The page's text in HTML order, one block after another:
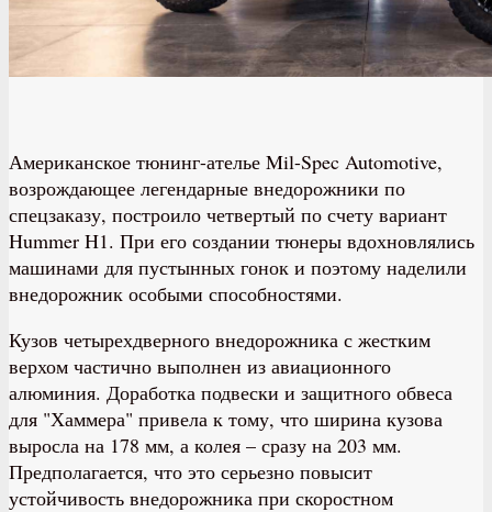
Американское тюнинг-ателье Mil-Spec Automotive,
возрождающее легендарные внедорожники по
спецзаказу, построило четвертый по счету вариант
Hummer H1. При его создании тюнеры вдохновлялись
машинами для пустынных гонок и поэтому наделили
внедорожник особыми способностями.
Кузов четырехдверного внедорожника с жестким
верхом частично выполнен из авиационного
алюминия. Доработка подвески и защитного обвеса
для "Хаммера" привела к тому, что ширина кузова
выросла на 178 мм, а колея – сразу на 203 мм.
Предполагается, что это серьезно повысит
устойчивость внедорожника при скоростном